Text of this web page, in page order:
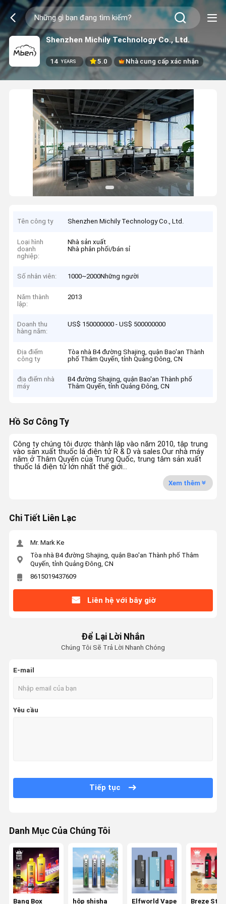
Shenzhen Michily Technology Co., Ltd.
14 YEARS 5.0 Nhà cung cấp xác nhận
Tên công ty Shenzhen Michily Technology Co., Ltd.
Loại hình
doanh
nghiệp:
Nhà sản xuất
Nhà phân phối/bán sỉ
Số nhân viên: 1000~2000Những người
Năm thành
lập:
2013
Doanh thu
hàng năm:
US$ 150000000 - US$ 500000000
Địa điểm
công ty
Tòa nhà B4 đường Shajing, quận Bao'an Thành
phố Thâm Quyến, tỉnh Quảng Đông, CN
địa điểm nhà
máy
B4 đường Shajing, quận Bao'an Thành phố
Thâm Quyến, tỉnh Quảng Đông, CN
Hồ Sơ Công Ty
Công ty chúng tôi được thành lập vào năm 2010, tập trung
vào sản xuất thuốc lá điện tử R & D và sales.Our nhà máy
nằm ở Thâm Quyến của Trung Quốc, trung tâm sản xuất
thuốc lá điện tử lớn nhất thế giới...
Xem thêm
Chi Tiết Liên Lạc
Mr. Mark Ke
Tòa nhà B4 đường Shajing, quận Bao'an Thành phố Thâm
Quyến, tỉnh Quảng Đông, CN
8615019437609
Liên hệ với bây giờ
Để Lại Lời Nhắn
Chúng Tôi Sẽ Trả Lời Nhanh Chóng
E-mail
Yêu cầu
Tiếp tục
Danh Mục Của Chúng Tôi
Bang Box hộp shisha Elfworld Vape Breze Stiik